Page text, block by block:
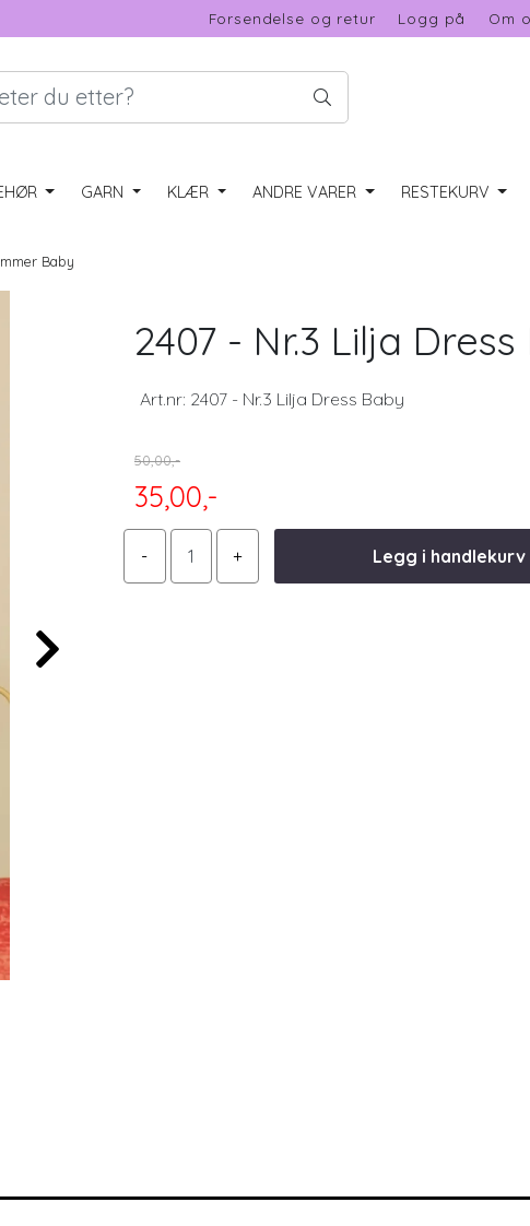
Forsendelse og retur Logg på Om
GARN KLÆR ANDRE VARER RESTEKURV
Baby
2407 - Nr.3 Lilja
Art.nr: 2407 - Nr.3 Lilja Dress Baby
50,00,-
35,00,-
Legg i handlekurv